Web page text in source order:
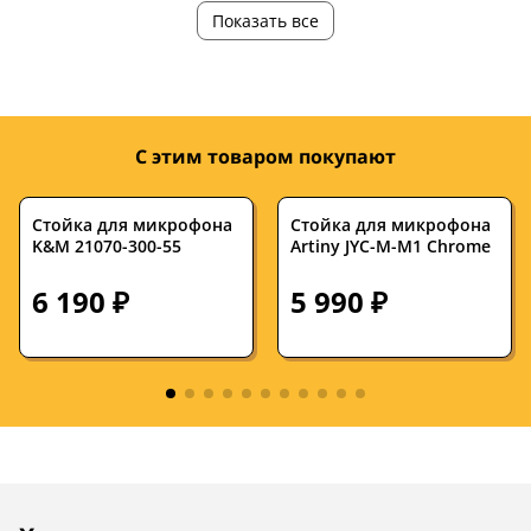
XLR (M) – XLR (F)
Показать все
С этим товаром покупают
Стойка для микрофона
K&M 21070-300-55
6 190 ₽
Стойка для микрофона
Artiny JYC-M-M1 Chrome
5 990 ₽